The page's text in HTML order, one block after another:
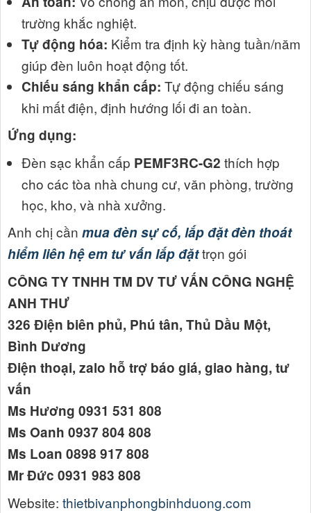
trường khắc nghiệt.
Tự động hóa: Kiểm tra định kỳ hàng tuần/năm
giúp đèn luôn hoạt động tốt.
Chiếu sáng khẩn cấp: Tự động chiếu sáng
khi mất điện, định hướng lối đi an toàn.
Ứng dụng:
Đèn sạc khẩn cấp PEMF3RC-G2 thích hợp
cho các tòa nhà chung cư, văn phòng, trường
học, kho, và nhà xưởng.
Anh chị cần mua đèn sự cố, lắp đặt đèn thoát
hiểm liên hệ em tư vấn lắp đặttrọn gói
CÔNG TY TNHH TM DV TƯ VẤN CÔNG NGHỆ
ANH THƯ
326 Điện biên phủ, Phú tân, Thủ Dầu Một,
Bình Dương
Điện thoại, zalo hỗ trợ báo giá, giao hàng, tư
vấn
Ms Hương 0931 531 808
Ms Oanh 0937 804 808
Ms Loan 0898 917 808
Mr Đức 0931 983 808
Website: thietbivanphongbinhduong.com